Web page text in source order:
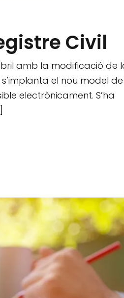
Civil
amb la modificació de
s’implanta el nou model de
electrònicament. S’ha